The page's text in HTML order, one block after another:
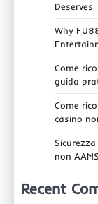
Deserves
Why
Come
guida
Come
casino
non AAMS
Recent